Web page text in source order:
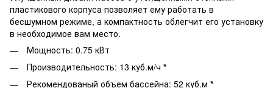
пластикового корпуса позволяет ему работать в
бесшумном режиме, а компактность облегчит его установку
в необходимое вам место.
Мощность: 0.75 кВт
Производительность: 13 куб.м/ч *
Рекомендованый объем бассейна: 52 куб.м *